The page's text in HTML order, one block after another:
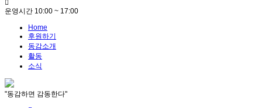
운영시간 10:00 ~ 17:00
Home
후원하기
동감소개
활동
소식
"동감하면 감동한다"